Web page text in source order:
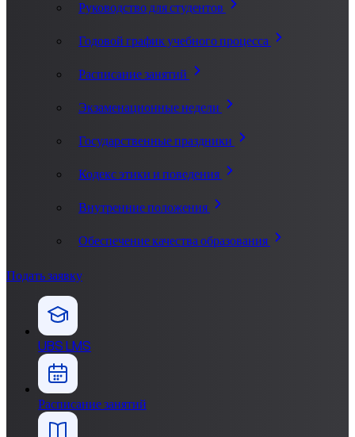
Руководство для студентов
Годовой график учебного процесса
Расписание занятий
Экзаменационные недели
Государственные праздники
Кодекс этики и поведения
Внутренние положения
Обеспечение качества образования
Подать заявку
UBS LMS
Расписание занятий